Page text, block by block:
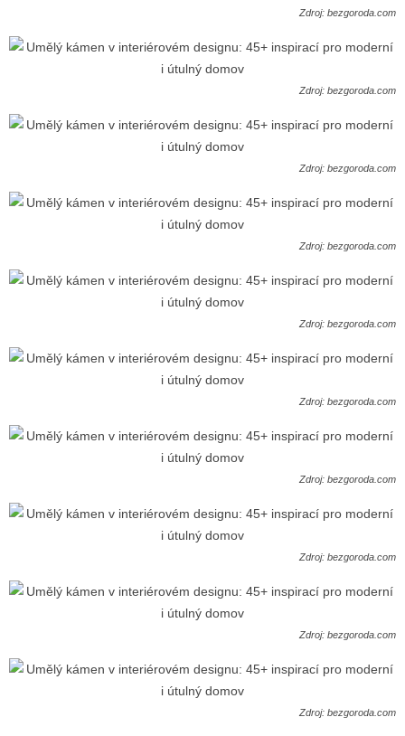
Zdroj: bezgoroda.com
Zdroj: bezgoroda.com
Zdroj: bezgoroda.com
Zdroj: bezgoroda.com
Zdroj: bezgoroda.com
Zdroj: bezgoroda.com
Zdroj: bezgoroda.com
Zdroj: bezgoroda.com
Zdroj: bezgoroda.com
Zdroj: bezgoroda.com